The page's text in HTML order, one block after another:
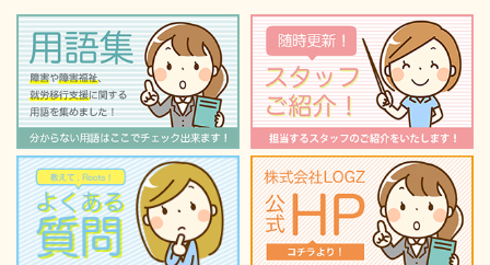
ウ
ィ
ン
ド
ウ
で
開
き
ま
す)
て
く
だ
さ
い
(新
し
い
ウ
ィ
ン
ド
ウ
で
開
き
ま
す)